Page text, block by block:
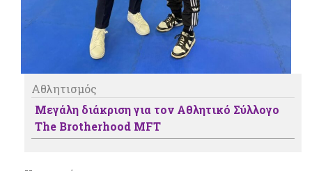
Αθλητισμός
Μεγάλη διάκριση για τον Αθλητικό Σύλλογο
The Brotherhood MFT